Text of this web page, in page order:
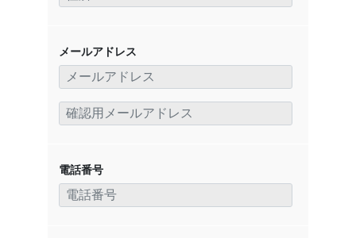
メールアドレス
電話番号